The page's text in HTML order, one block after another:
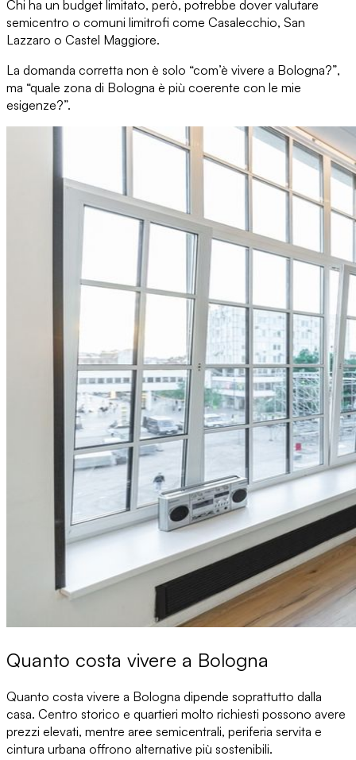
Chi ha un budget limitato, però, potrebbe dover valutare
semicentro o comuni limitrofi come Casalecchio, San
Lazzaro o Castel Maggiore.
La domanda corretta non è solo “com’è vivere a Bologna?”,
ma “quale zona di Bologna è più coerente con le mie
esigenze?”.
Quanto costa vivere a Bologna
Quanto costa vivere a Bologna dipende soprattutto dalla
casa. Centro storico e quartieri molto richiesti possono avere
prezzi elevati, mentre aree semicentrali, periferia servita e
cintura urbana offrono alternative più sostenibili.